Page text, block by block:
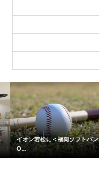
イオン若松に＜福岡ソフトバンク
O...